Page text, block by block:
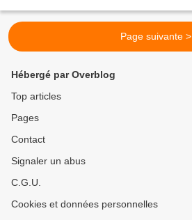
Page suivante >
Hébergé par Overblog
Top articles
Pages
Contact
Signaler un abus
C.G.U.
Cookies et données personnelles